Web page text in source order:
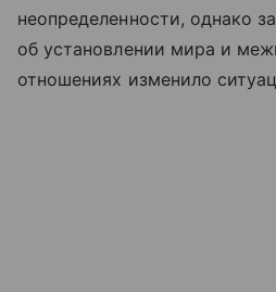
неопределенности, однако
об установлении мира и
отношениях изменило